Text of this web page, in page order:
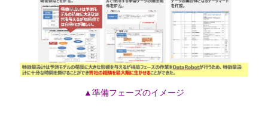
▲準備フェーズのイメージ